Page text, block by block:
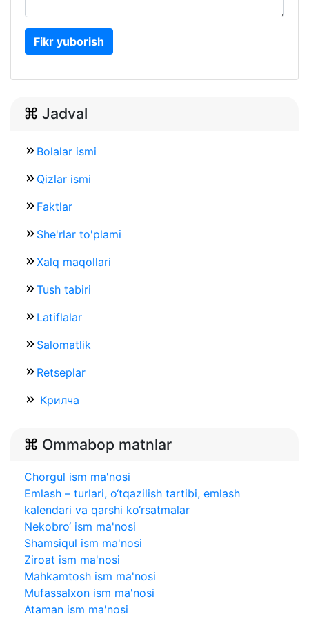
Fikr yuborish
Jadval
Bolalar ismi
Qizlar ismi
Faktlar
She'rlar to'plami
Xalq maqollari
Tush tabiri
Latiflalar
Salomatlik
Retseplar
Крилча
Ommabop matnlar
Chorgul ism ma'nosi
Emlash – turlari, o‘tqazilish tartibi, emlash
kalendari va qarshi ko‘rsatmalar
Nekobro‘ ism ma'nosi
Shamsiqul ism ma'nosi
Ziroat ism ma'nosi
Mahkamtosh ism ma'nosi
Mufassalxon ism ma'nosi
Ataman ism ma'nosi